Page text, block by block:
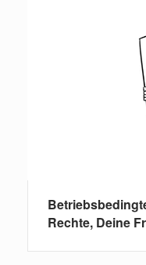
Rechte, Deine